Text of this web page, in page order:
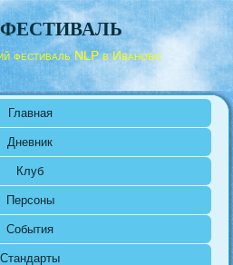
фестиваль NLP в Иваново
Главная
Дневник
Клуб
Персоны
События
Стандарты